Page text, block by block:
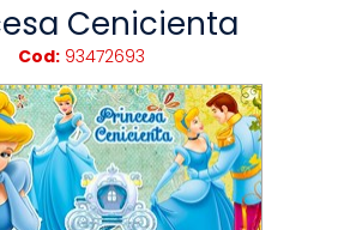
Cenicienta
Cod: 93472693